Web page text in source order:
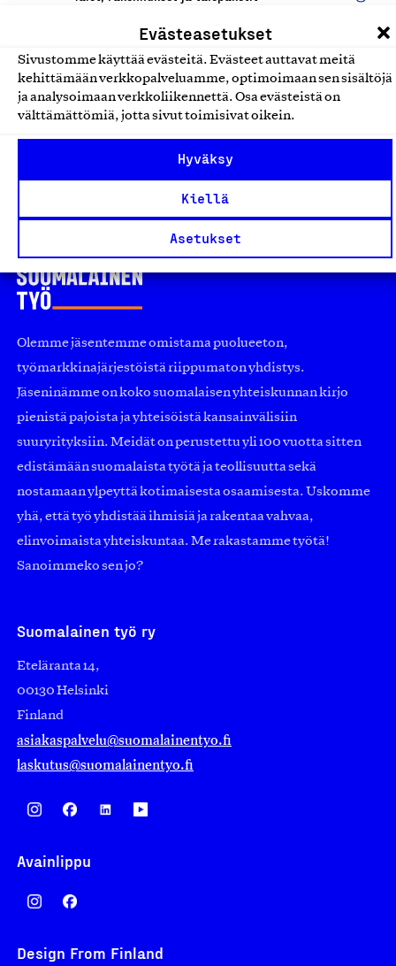
Evästeasetukset
Sivustomme käyttää evästeitä. Evästeet auttavat meitä
kehittämään verkkopalveluamme, optimoimaan sen sisältöjä
ja analysoimaan verkkoliikennettä. Osa evästeistä on
välttämättömiä, jotta sivut toimisivat oikein.
Hyväksy
Kiellä
Asetukset
sähköpolkupyörien ja -
scoottien lataus- ja säilytystalli
Alviton Oy, Tuote
Olemme jäsentemme omistama puolueeton,
työmarkkinajärjestöistä riippumaton yhdistys.
Jäseninämme on koko suomalaisen yhteiskunnan kirjo
pienistä pajoista ja yhteisöistä kansainvälisiin
suuryrityksiin. Meidät on perustettu yli 100 vuotta sitten
edistämään suomalaista työtä ja teollisuutta sekä
nostamaan ylpeyttä kotimaisesta osaamisesta. Uskomme
yhä, että työ yhdistää ihmisiä ja rakentaa vahvaa,
elinvoimaista yhteiskuntaa. Me rakastamme työtä!
Sanoimmeko sen jo?
Suomalainen työ ry
Eteläranta 14,
00130 Helsinki
Finland
asiakaspalvelu@suomalainentyo.fi
laskutus@suomalainentyo.fi
Avainlippu
Design From Finland